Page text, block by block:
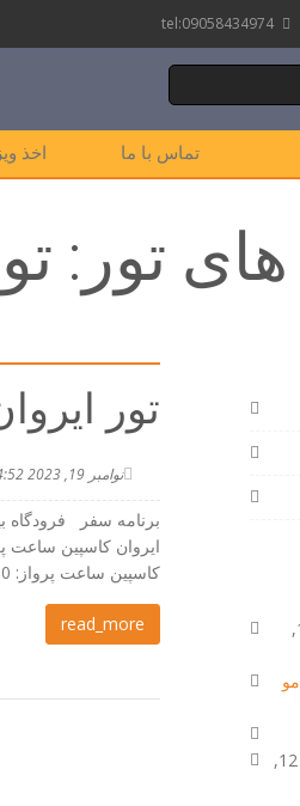
tel:09058434974
اخذ تماس با ما
تور:
تور ایروان 4 شب و
نوامبر 19, 2023 4:52 ب.ظ
برنامه سفر فرودگاه
کاسپین ساعت پرواز: 20:00 مدت پرواز 02:00 فرودگاه بین المللی امام خمینی (پایان سفر) هتل‌ها [...]
read_more
نوامبر 12,
نوامبر 12,